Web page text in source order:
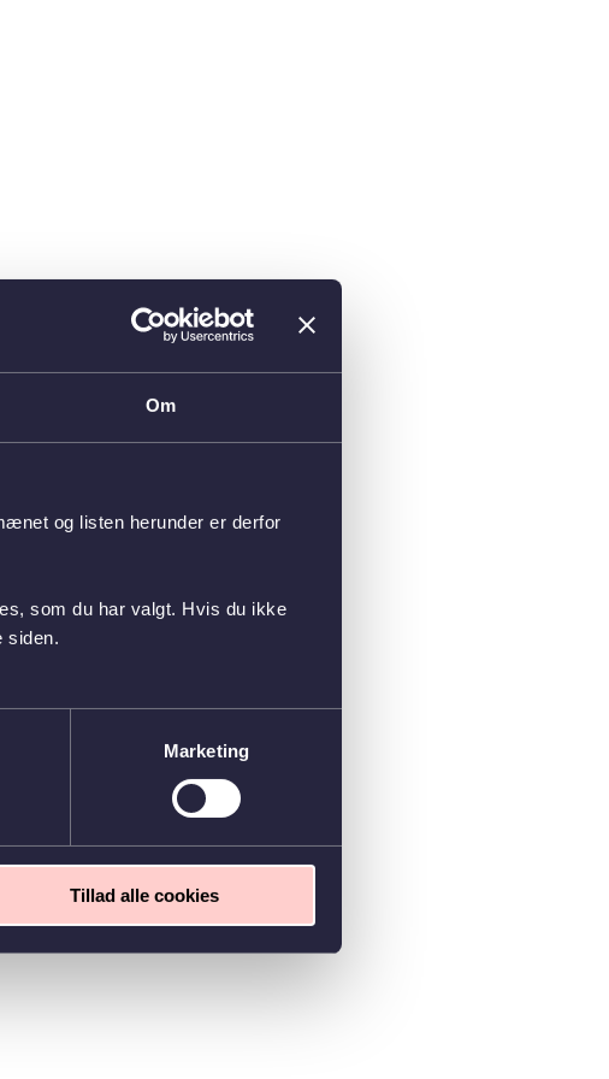
Om
og listen herunder er derfor
som du har valgt. Hvis du ikke
siden.
Marketing
Tillad alle cookies